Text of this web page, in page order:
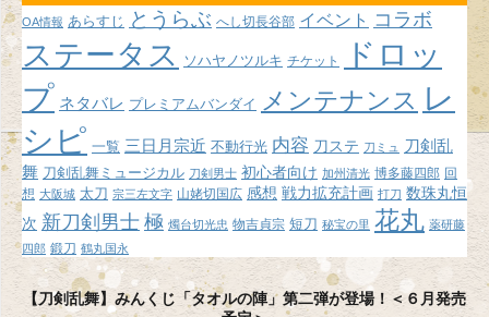
イ
ブ
OA情報 あらすじ とうらぶ へし切長谷部 イベント コラボ
ステータス ソハヤノツルキ チケット
ドロッ
プ ネタバレ プレミアムバンダイ メンテナンス レ
シピ 一覧 三日月宗近 不動行光 内容 刀ステ 刀ミュ
刀剣乱
舞 刀剣乱舞ミュージカル 刀剣男士 初心者向け 加州清光 博多藤四郎 回
想 大阪城 太刀 宗三左文字 山姥切国広 感想 戦力拡充計画 打刀 数珠丸恒
次 新刀剣男士 極 燭台切光忠 物吉貞宗 短刀 秘宝の里 花丸 薬研藤
四郎 鍛刀 鶴丸国永
【刀剣乱舞】みんくじ「タオルの陣」第二弾が登場！＜６月発売